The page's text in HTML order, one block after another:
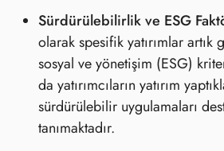
Sürdürülebilirlik ve ESG
olarak spesifik yatırımlar artık
sosyal ve yönetişim (ESG)
da yatırımcıların yatırım
sürdürülebilir uygulamaları
tanımaktadır.